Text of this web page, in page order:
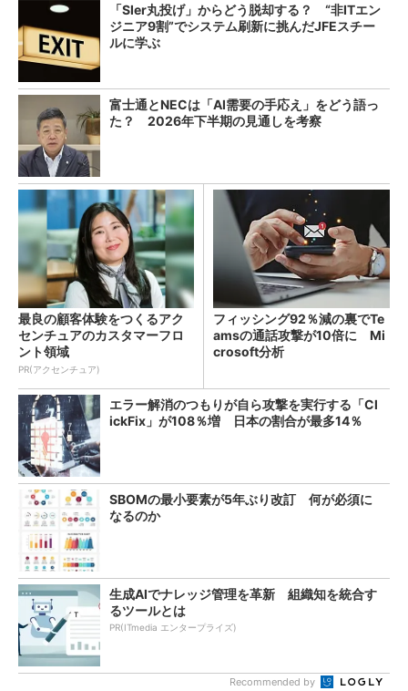
「SIer丸投げ」からどう脱却する？ “非ITエン
ジニア9割”でシステム刷新に挑んだJFEスチー
ルに学ぶ
富士通とNECは「AI需要の手応え」をどう語っ
た？ 2026年下半期の見通しを考察
最良の顧客体験をつくるアク
センチュアのカスタマーフロ
ント領域
PR(アクセンチュア)
フィッシング92％減の裏でTe
amsの通話攻撃が10倍に Mi
crosoft分析
エラー解消のつもりが自ら攻撃を実行する「Cl
ickFix」が108％増 日本の割合が最多14％
SBOMの最小要素が5年ぶり改訂 何が必須に
なるのか
生成AIでナレッジ管理を革新 組織知を統合す
るツールとは
PR(ITmedia エンタープライズ)
Recommended by